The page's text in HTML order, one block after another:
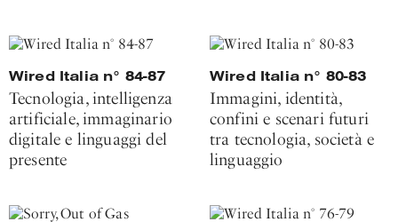
Wired Italia n° 84-87
Tecnologia, intelligenza
artificiale, immaginario
digitale e linguaggi del
presente
Wired Italia n° 80-83
Immagini, identità,
confini e scenari futuri
tra tecnologia, società e
linguaggio